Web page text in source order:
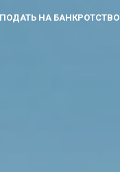
ПОДАТЬ НА БАНКРОТСТВО